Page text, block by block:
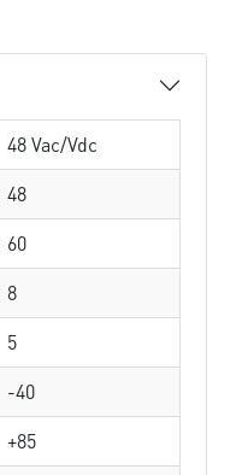
48 Vac/Vdc
48
60
8
5
-40
+85